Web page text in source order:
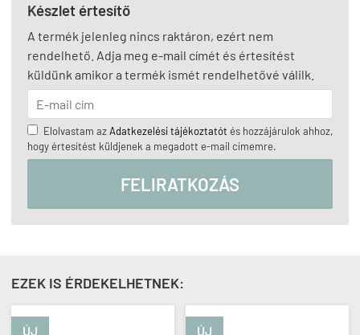
Készlet értesítő
A termék jelenleg nincs raktáron, ezért nem
rendelhető. Adja meg e-mail címét és értesítést
küldünk amikor a termék ismét rendelhetővé válilk.
Elolvastam azAdatkezelési tájékoztatót és hozzájárulok ahhoz,
hogy értesítést küldjenek a megadott e-mail címemre.
FELIRATKOZÁS
EZEK IS ÉRDEKELHETNEK:
ÚJ ÚJ